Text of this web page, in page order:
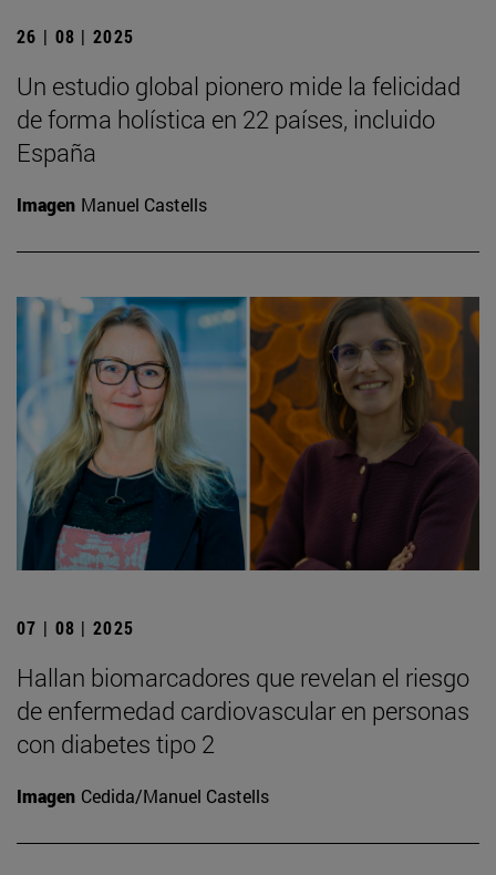
26 | 08 | 2025
Un estudio global pionero mide la felicidad
de forma holística en 22 países, incluido
España
Imagen Manuel Castells
07 | 08 | 2025
Hallan biomarcadores que revelan el riesgo
de enfermedad cardiovascular en personas
con diabetes tipo 2
Imagen Cedida/Manuel Castells